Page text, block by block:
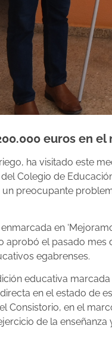
euros en
ha visitado este
Colegio de
preocupante
en
aprobó el pasado
egabrenses.
educativa
en el estado de
Consistorio, en el
de la enseñanza